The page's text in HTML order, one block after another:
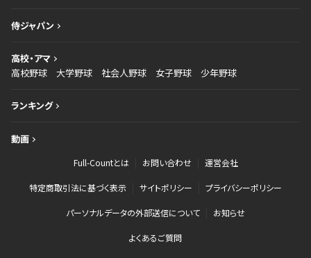
侍ジャパン
高校・アマ
高校野球
大学野球 社会人野球 女子野球 少年野球
ランキング
動画
Full-Countとは お問い合わせ 運営会社
特定商取引法に基づく表示 サイトポリシー プライバシーポリシー
パーソナルデータの外部送信について お知らせ
よくあるご質問